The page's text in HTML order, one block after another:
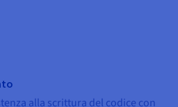
alla scrittura del codice con